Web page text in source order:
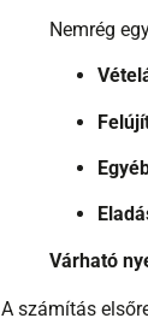
Nemrég
Várható
A számítás